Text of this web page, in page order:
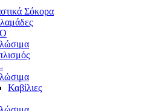
Σόκορα
Καβίλιες